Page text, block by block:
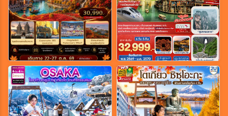
สายการบิน
ตั้งแต่วันที่
ถึงวันที่